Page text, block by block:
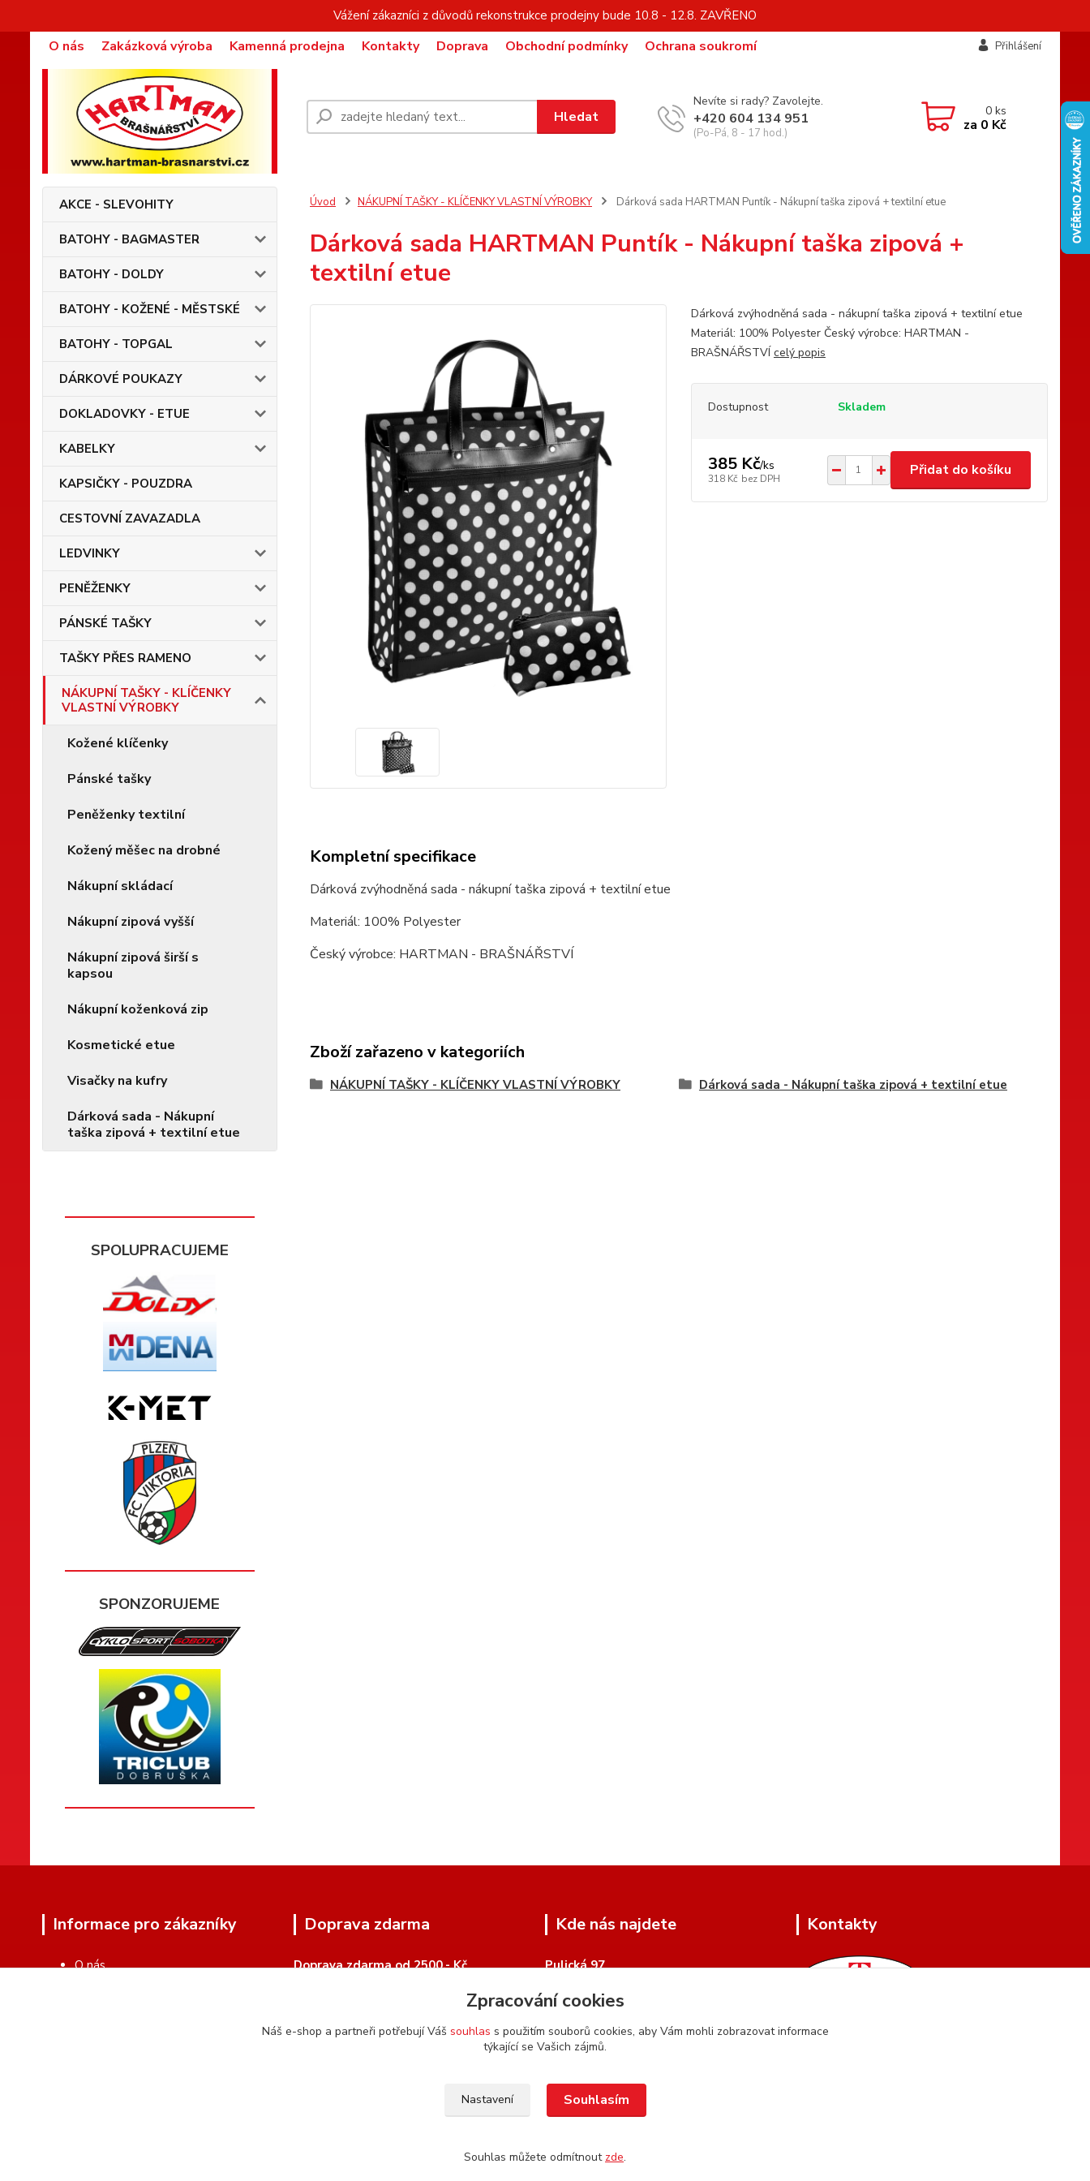
Vážení zákazníci z důvodů rekonstrukce prodejny bude 10.8 - 12.8. ZAVŘENO
O nás Zakázková výroba Kamenná prodejna Kontakty Doprava Obchodní podmínky Ochrana soukromí Přihlášení
Hledat
Nevíte si rady? Zavolejte.
+420 604 134 951
(Po-Pá, 8 - 17 hod.)
0ks
za 0 Kč
AKCE - SLEVOHITY
BATOHY - BAGMASTER
BATOHY - DOLDY
BATOHY - KOŽENÉ - MĚSTSKÉ
BATOHY - TOPGAL
DÁRKOVÉ POUKAZY
DOKLADOVKY - ETUE
KABELKY
KAPSIČKY - POUZDRA
CESTOVNÍ ZAVAZADLA
LEDVINKY
PENĚŽENKY
PÁNSKÉ TAŠKY
TAŠKY PŘES RAMENO
NÁKUPNÍ TAŠKY - KLÍČENKY
VLASTNÍ VÝROBKY
Kožené klíčenky
Pánské tašky
Peněženky textilní
Kožený měšec na drobné
Nákupní skládací
Nákupní zipová vyšší
Nákupní zipová širší s
kapsou
Nákupní koženková zip
Kosmetické etue
Visačky na kufry
Dárková sada - Nákupní
taška zipová + textilní etue
SPOLUPRACUJEME
SPONZORUJEME
Úvod NÁKUPNÍ TAŠKY - KLÍČENKY VLASTNÍ VÝROBKY Dárková sada HARTMAN Puntík - Nákupní taška zipová + textilní etue
Dárková sada HARTMAN Puntík - Nákupní taška zipová +
textilní etue
Dárková zvýhodněná sada - nákupní taška zipová + textilní etue
Materiál: 100% Polyester Český výrobce: HARTMAN -
BRAŠNÁŘSTVÍ celý popis
Dostupnost Skladem
385 Kč/ks
318 Kč bez DPH
Přidat do košíku
Kompletní specifikace
Dárková zvýhodněná sada - nákupní taška zipová + textilní etue
Materiál: 100% Polyester
Český výrobce: HARTMAN - BRAŠNÁŘSTVÍ
Zboží zařazeno v kategoriích
NÁKUPNÍ TAŠKY - KLÍČENKY VLASTNÍ VÝROBKY Dárková sada - Nákupní taška zipová + textilní etue
Informace pro zákazníky
O nás
Doprava zdarma
Doprava zdarma od 2500,- Kč
Kde nás najdete
Pulická 97
Kontakty
+420 604 134 951
Zpracování cookies
Náš e-shop a partneři potřebují Váš souhlas s použitím souborů cookies, aby Vám mohli zobrazovat informace
týkající se Vašich zájmů.
Nastavení Souhlasím
Souhlas můžete odmítnout zde.